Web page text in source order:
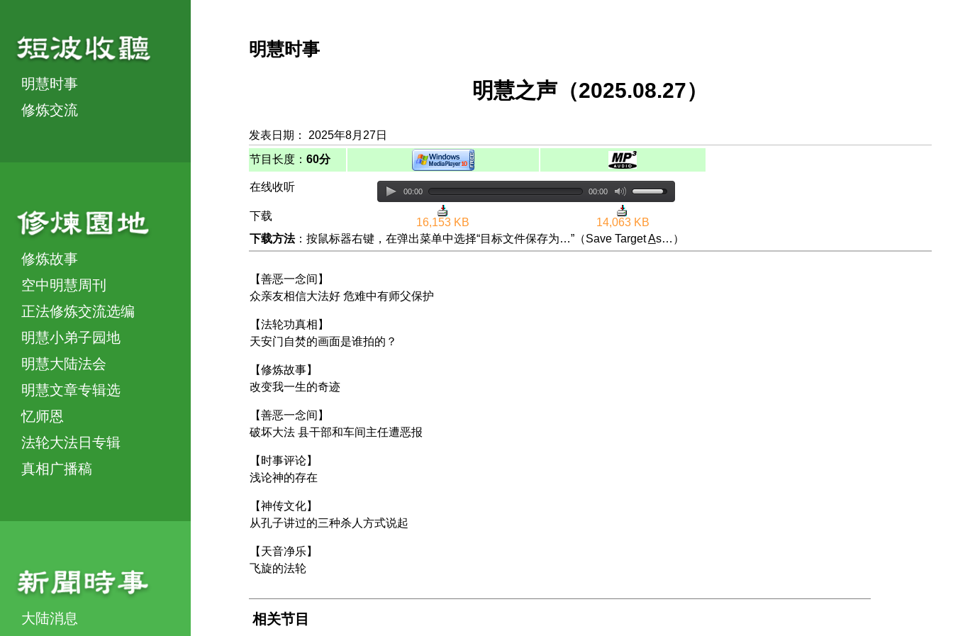
明慧时事
修炼交流
修炼故事
空中明慧周刊
正法修炼交流选编
明慧小弟子园地
明慧大陆法会
明慧文章专辑选
忆师恩
法轮大法日专辑
真相广播稿
大陆消息
明慧时事
明慧之声（2025.08.27）
发表日期： 2025年8月27日
节目长度： 60分
在线收听 00:00 00:00
下载
16,153 KB
14,063 KB
下载方法：按鼠标器右键，在弹出菜单中选择“目标文件保存为…”（Save TargetAs…）
【善恶一念间】
众亲友相信大法好 危难中有师父保护
【法轮功真相】
天安门自焚的画面是谁拍的？
【修炼故事】
改变我一生的奇迹
【善恶一念间】
破坏大法 县干部和车间主任遭恶报
【时事评论】
浅论神的存在
【神传文化】
从孔子讲过的三种杀人方式说起
【天音净乐】
飞旋的法轮
相关节目